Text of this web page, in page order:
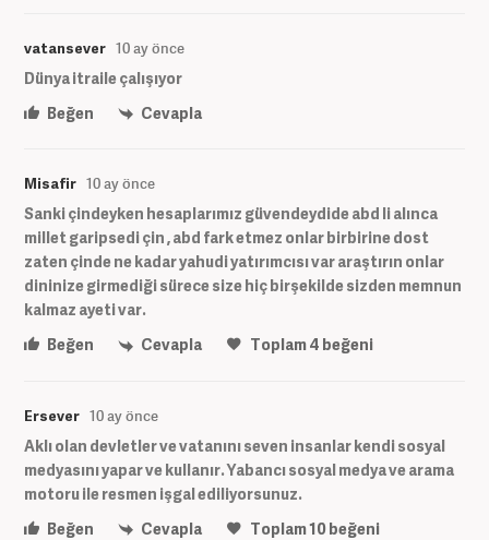
vatansever 10 ay önce
Dünya itraile çalışıyor
Beğen
Cevapla
Misafir 10 ay önce
Sanki çindeyken hesaplarımız güvendeydide abd li alınca
millet garipsedi çin , abd fark etmez onlar birbirine dost
zaten çinde ne kadar yahudi yatırımcısı var araştırın onlar
dininize girmediği sürece size hiç birşekilde sizden memnun
kalmaz ayeti var.
Beğen
Cevapla Toplam4 beğeni
Ersever 10 ay önce
Aklı olan devletler ve vatanını seven insanlar kendi sosyal
medyasını yapar ve kullanır. Yabancı sosyal medya ve arama
motoru ile resmen işgal ediliyorsunuz.
Beğen
Cevapla Toplam10beğeni